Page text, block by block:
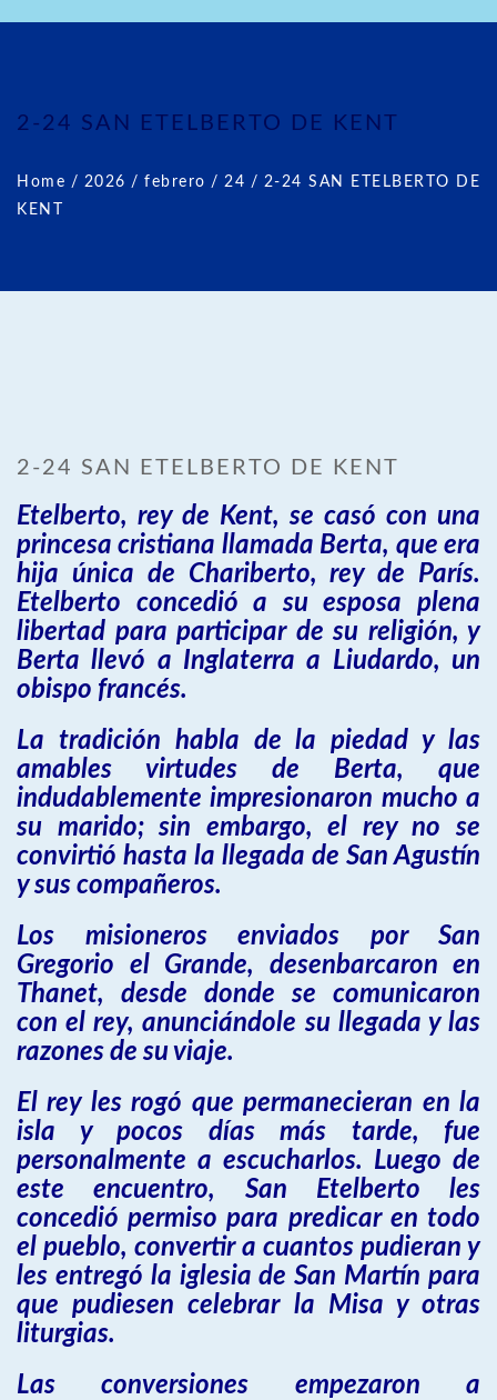
2-24 SAN ETELBERTO DE KENT
Home / 2026 / febrero / 24 / 2-24 SAN ETELBERTO DE
KENT
2-24 SAN ETELBERTO DE KENT
Etelberto, rey de Kent, se casó con una
princesa cristiana llamada Berta, que era
hija única de Chariberto, rey de París.
Etelberto concedió a su esposa plena
libertad para participar de su religión, y
Berta llevó a Inglaterra a Liudardo, un
obispo francés.
La tradición habla de la piedad y las
amables virtudes de Berta, que
indudablemente impresionaron mucho a
su marido; sin embargo, el rey no se
convirtió hasta la llegada de San Agustín
y sus compañeros.
Los misioneros enviados por San
Gregorio el Grande, desenbarcaron en
Thanet, desde donde se comunicaron
con el rey, anunciándole su llegada y las
razones de su viaje.
El rey les rogó que permanecieran en la
isla y pocos días más tarde, fue
personalmente a escucharlos. Luego de
este encuentro, San Etelberto les
concedió permiso para predicar en todo
el pueblo, convertir a cuantos pudieran y
les entregó la iglesia de San Martín para
que pudiesen celebrar la Misa y otras
liturgias.
Las conversiones empezaron a